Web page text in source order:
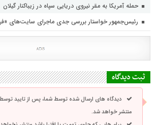
حمله آمریکا به مقر نیروی دریایی سپاه در زیباکنار گیلان
رئیس‌جمهور خواستار بررسی جدی ماجرای سایت‌های
ثبت دیدگاه
دیدگاه های ارسال شده توسط شما، پس از تایید
منتشر خواهد شد.